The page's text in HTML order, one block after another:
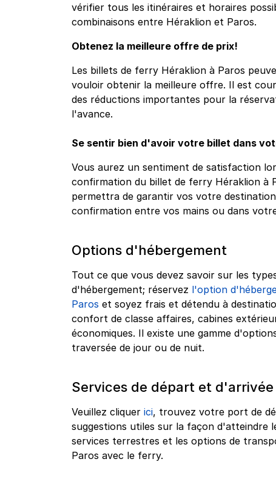
vérifier tous les itinéraires et horaires
combinaisons entre Héraklion et Paros.
Obtenez la meilleure offre de prix!
Les billets de ferry Héraklion à Paros
vouloir obtenir la meilleure offre. Il est
des réductions importantes pour la
l'avance.
Se sentir bien d'avoir votre billet dans
Vous aurez un sentiment de satisfaction
confirmation du billet de ferry Héraklion à
permettra de garantir vos votre
confirmation entre vos mains ou dans
Options d'hébergement
Tout ce que vous devez savoir sur les
d'hébergement; réservez l'option
Paros et soyez frais et détendu à
confort de classe affaires, cabines
économiques. Il existe une gamme
traversée de jour ou de nuit.
Services de départ et d'arrivée
Veuillez cliquer ici, trouvez votre port de
suggestions utiles sur la façon d'atteindre
services terrestres et les options de
Paros avec le ferry.